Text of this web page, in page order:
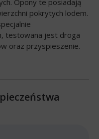
Opony te posiadają
pokrytych lodem.
testowana jest droga
oraz przyspieszenie.